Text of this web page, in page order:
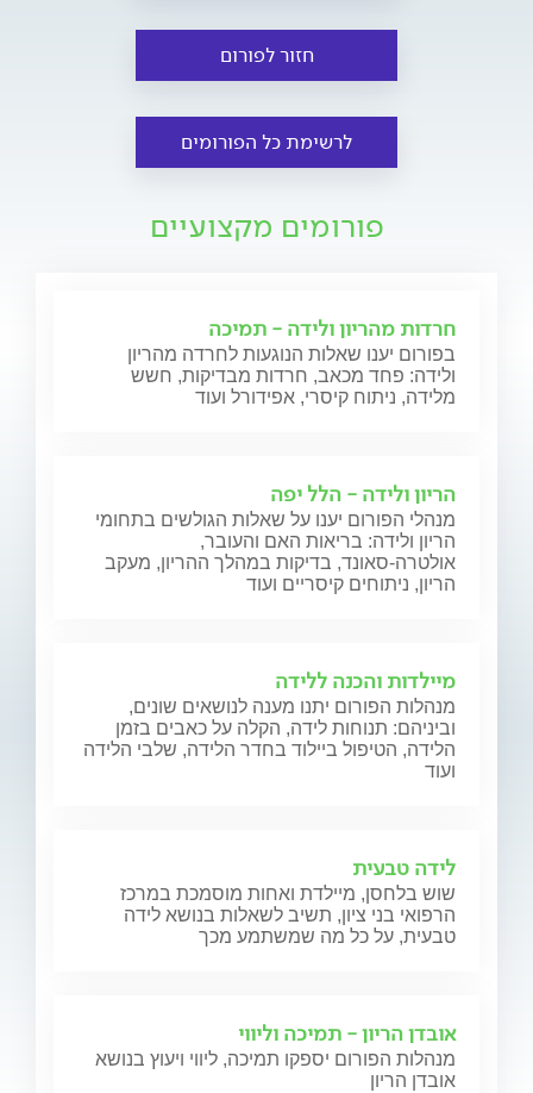
חזור לפורום
לרשימת כל הפורומים
פורומים מקצועיים
חרדות מהריון ולידה - תמיכה
בפורום יענו שאלות הנוגעות לחרדה מהריון
ולידה: פחד מכאב, חרדות מבדיקות, חשש
מלידה, ניתוח קיסרי, אפידורל ועוד
הריון ולידה - הלל יפה
מנהלי הפורום יענו על שאלות הגולשים בתחומי
הריון ולידה: בריאות האם והעובר,
אולטרה-סאונד, בדיקות במהלך ההריון, מעקב
הריון, ניתוחים קיסריים ועוד
מיילדות והכנה ללידה
מנהלות הפורום יתנו מענה לנושאים שונים,
וביניהם: תנוחות לידה, הקלה על כאבים בזמן
הלידה, הטיפול ביילוד בחדר הלידה, שלבי הלידה
ועוד
לידה טבעית
שוש בלחסן, מיילדת ואחות מוסמכת במרכז
הרפואי בני ציון, תשיב לשאלות בנושא לידה
טבעית, על כל מה שמשתמע מכך
אובדן הריון - תמיכה וליווי
מנהלות הפורום יספקו תמיכה, ליווי ויעוץ בנושא
אובדן הריון